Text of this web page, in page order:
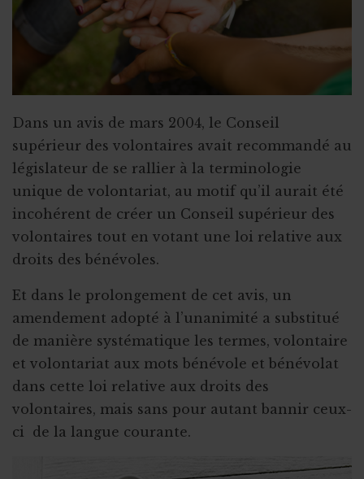
Dans un avis de mars 2004, le Conseil
supérieur des volontaires avait recommandé au
législateur de se rallier à la terminologie
unique de volontariat, au motif qu’il aurait été
incohérent de créer un Conseil supérieur des
volontaires tout en votant une loi relative aux
droits des bénévoles.
Et dans le prolongement de cet avis, un
amendement adopté à l’unanimité a substitué
de manière systématique les termes, volontaire
et volontariat aux mots bénévole et bénévolat
dans cette loi relative aux droits des
volontaires, mais sans pour autant bannir ceux-
ci de la langue courante.